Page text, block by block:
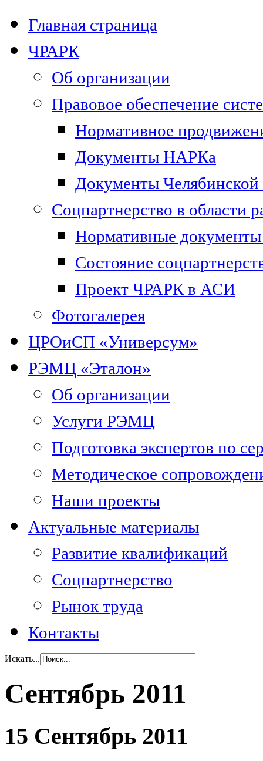
Главная страница
ЧРАРК
Об организации
Правовое обеспечение
Нормативное
Документы НАРКа
Документы Челябинской
Соцпартнерство в области
Нормативные документы
Состояние
Проект ЧРАРК в АСИ
Фотогалерея
ЦРОиСП «Универсум»
РЭМЦ «Эталон»
Об организации
Услуги РЭМЦ
Подготовка экспертов по
Методическое
Наши проекты
Актуальные материалы
Развитие квалификаций
Соцпартнерство
Рынок труда
Контакты
Искать...
Сентябрь 2011
15 Сентябрь 2011